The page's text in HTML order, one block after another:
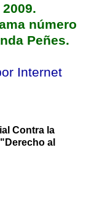
número
Peñes.
Internet
Contra la
"Derecho al